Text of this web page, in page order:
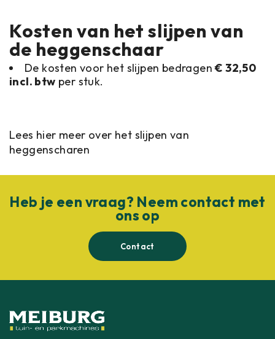
Kosten van het slijpen van
de heggenschaar
De kosten voor het slijpen bedragen€ 32,50
incl. btw per stuk.
Lees hier meer over het slijpen van
heggenscharen
Heb je een vraag? Neem contact met
ons op
Contact